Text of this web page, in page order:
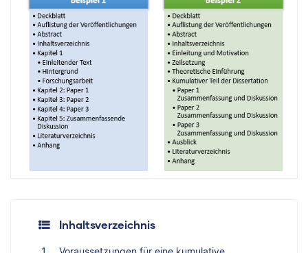
Inhaltsverzeichnis